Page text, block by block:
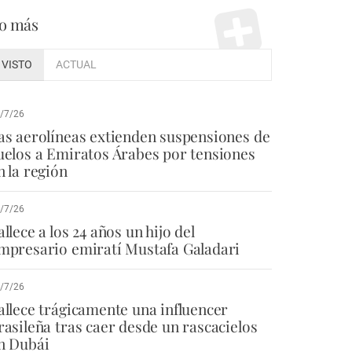
más
VISTO ACTUAL
7/26
aerolíneas extienden suspensiones de
a Emiratos Árabes por tensiones
la región
7/26
a los 24 años un hijo del
emiratí Mustafa Galadari
7/26
trágicamente una influencer
tras caer desde un rascacielos
Dubái